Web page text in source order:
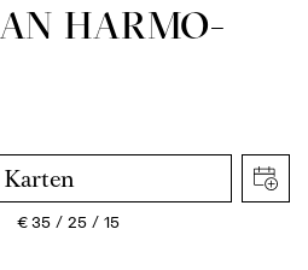
HARMO­
Karten
€35 25 15